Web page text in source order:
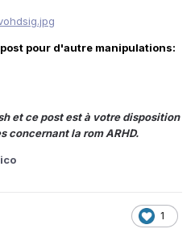
pour d'autre manipulations:
et ce post est à votre disposition
concernant la rom ARHD.
1